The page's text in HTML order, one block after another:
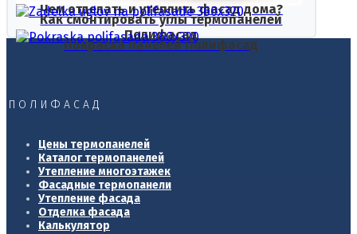
Чем отделать и утеплить фасад дома?
Как смонтировать углы термопанелей
Полифасад
Покраска панелей Полифасад
ПОЛИФАСАД
Цены термопанелей
Каталог термопанелей
Утепление многоэтажек
Фасадные термопанели
Утепление фасада
Отделка фасада
Калькулятор